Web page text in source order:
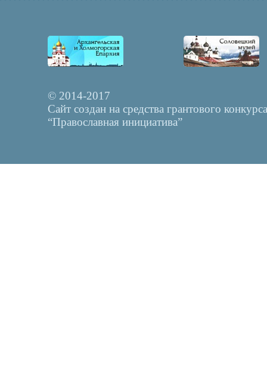
© 2014-2017
Сайт создан на средства грантового конкурса
“Православная инициатива”